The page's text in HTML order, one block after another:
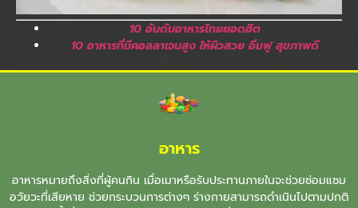
10 อันดับอาหารไทยยอดฮิต
10 อาหารที่มีคอลลาเจนสูง ให้ผิวสวย อิ่มฟู สุขภาพดี
อาหาร
อาหารหมายถึงสิ่งที่ผู้คนกิน เมื่อเมาหรือรับประทานภายในจะช่วยซ่อมแซม
อวัยวะที่เสียหาย ช่วยกระบวนการต่างๆ ร่างกายสามารถดำเนินไปตามปกติ